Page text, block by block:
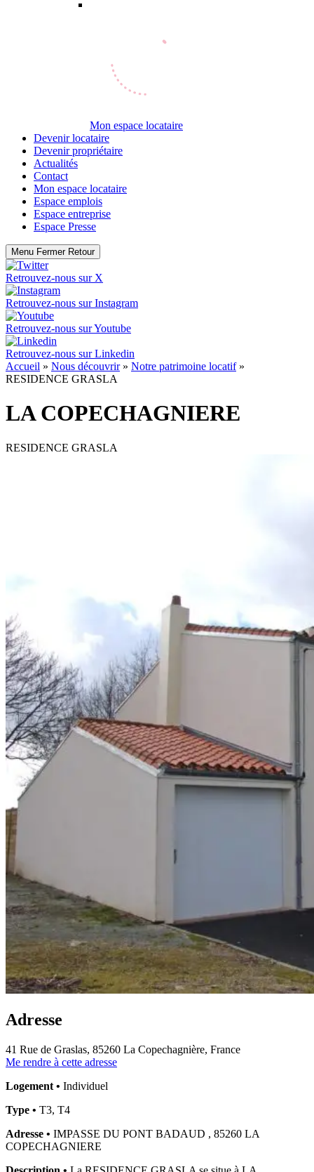
Mon espace locataire
Devenir locataire
Devenir propriétaire
Actualités
Contact
Mon espace locataire
Espace emplois
Espace entreprise
Espace Presse
Menu Fermer Retour
Retrouvez-nous sur X
Retrouvez-nous surInstagram
Retrouvez-nous surYoutube
Retrouvez-nous surLinkedin
Accueil » Nous découvrir» Notre patrimoine locatif»
RESIDENCE GRASLA
LA COPECHAGNIERE
RESIDENCE GRASLA
Adresse
41 Rue de Graslas, 85260 La Copechagnière, France
Me rendre à cette adresse
Logement • Individuel
Type • T3, T4
Adresse • IMPASSE DU PONT BADAUD , 85260 LA
COPECHAGNIERE